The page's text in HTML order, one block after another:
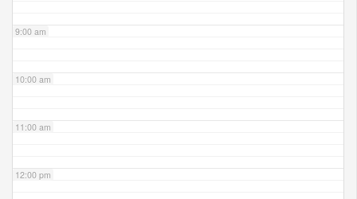
9:00 am
10:00 am
11:00 am
12:00 pm